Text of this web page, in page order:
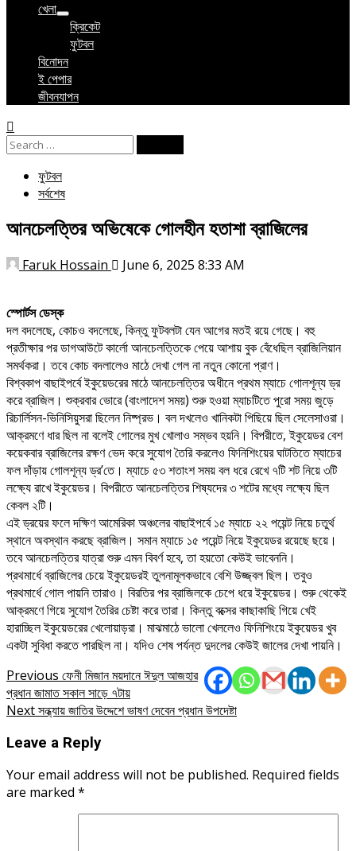
খেলা
ক্রিকেট
ফুটবল
বিনোদন
ই পেপার
জীবনযাপন
Search
ফুটবল
সর্বশেষ
আনচেলত্তির অভিষেকে গোলহীন হতাশা ব্রাজিলের
Faruk Hossain June 6, 2025 8:33 AM
স্পোর্টস ডেস্ক
দল বদলেছে, কোচও বদলেছে, কিন্তু ফুটবলটা যেন আগের মতই রয়ে গেছে। বহু
প্রতীক্ষার পর ডাগআউটে কার্লো আনচেলত্তিকে পেয়ে আশায় বুক বেঁধেছিল ব্রাজিলিয়ান
সমর্থকরা। তবে কোচ বদলালেও মাঠে দেখা গেল না নতুন কোনো প্রাণ।
বিশ্বকাপ বাছাইপর্বে ইকুয়েডরের মাঠে আনচেলত্তির অধীনে প্রথম ম্যাচে গোলশূন্য ড্র
করে ব্রাজিল। শুক্রবার ভোরে (বাংলাদেশ সময়) শুরু হওয়া ম্যাচটিতে পুরো সময় জুড়ে
রিচার্লিসন-ভিনিসিয়ুসরা ছিলেন নিষ্প্রভ। বল দখলেও খানিকটা পিছিয়ে ছিল সেলেসাওরা।
আক্রমণে ধার ছিল না বলেই গোলের মুখ খোলাও সম্ভব হয়নি। বিপরীতে, ইকুয়েডর বেশ
কয়েকবার ব্রাজিলের রক্ষণ ভেদ করে সুযোগ তৈরি করলেও ফিনিশিংয়ের ঘাটতিতে ম্যাচের
ফল দাঁড়ায় গোলশূন্য ড্র’তে। ম্যাচে ৫৩ শতাংশ সময় বল ধরে রেখে ৭টি শট নিয়ে ৩টি
লক্ষ্যে রাখে ইকুয়েডর। বিপরীতে আনচেলত্তির শিষ্যদের ৩ শটের মধ্যে লক্ষ্যে ছিল
কেবল ২টি।
এই ড্রয়ের ফলে দক্ষিণ আমেরিকা অঞ্চলের বাছাইপর্বে ১৫ ম্যাচে ২২ পয়েন্ট নিয়ে চতুর্থ
স্থানে অবস্থান করছে ব্রাজিল। সমান ম্যাচে ১৫ পয়েন্ট নিয়ে ইকুয়েডর রয়েছে ছয়ে।
তবে আনচেলত্তির যাত্রা শুরু এমন বিবর্ণ হবে, তা হয়তো কেউই ভাবেননি।
প্রথমার্ধে ব্রাজিলের চেয়ে ইকুয়েডরই তুলনামূলকভাবে বেশি উজ্জ্বল ছিল। তবুও
প্রথমার্ধে গোল পায়নি তারাও। বিরতির পর ব্রাজিলকে চেপে ধরে ইকুয়েডর। শুরু থেকেই
আক্রমণে গিয়ে সুযোগ তৈরির চেষ্টা করে তারা। কিন্তু বক্সের কাছাকাছি গিয়ে খেই
হারাচ্ছিল ইকুয়েডরের খেলোয়াড়রা। মাঝমাঠে ভালো খেললেও ফিনিশিংয়ে ইকুয়েডর খুব
একটা সুবিধা করতে পারছিল না। যদিও শেষ পর্যন্ত দুদলের কেউই জালের দেখা পায়নি।
Post
navigation
Previous ফেনী মিজান ময়দানে ঈদুল আজহার
প্রধান জামাত সকাল সাড়ে ৭টায়
Nextসন্ধ্যায় জাতির উদ্দেশে ভাষণ দেবেন প্রধান উপদেষ্টা
Leave a Reply
Your email address will not be published. Required fields
are marked *